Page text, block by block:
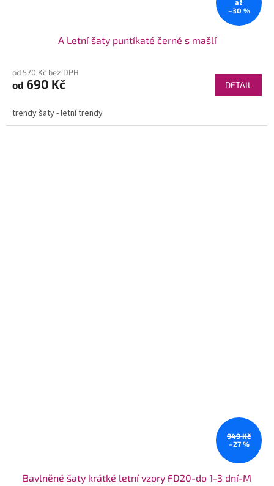
až
–30 %
A Letní šaty puntíkaté černé s mašlí
od 570 Kč bez DPH
od 690 Kč DETAIL
trendy šaty - letní trendy
949 Kč
–27 %
Bavlněné šaty krátké letní vzory FD20-do 1-3 dní-M